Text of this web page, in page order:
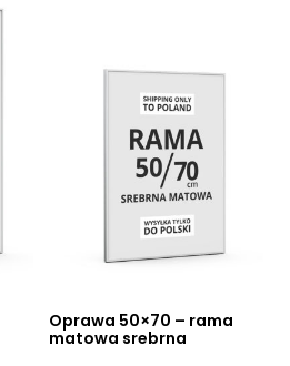
Oprawa 50×70 – rama
matowa srebrna